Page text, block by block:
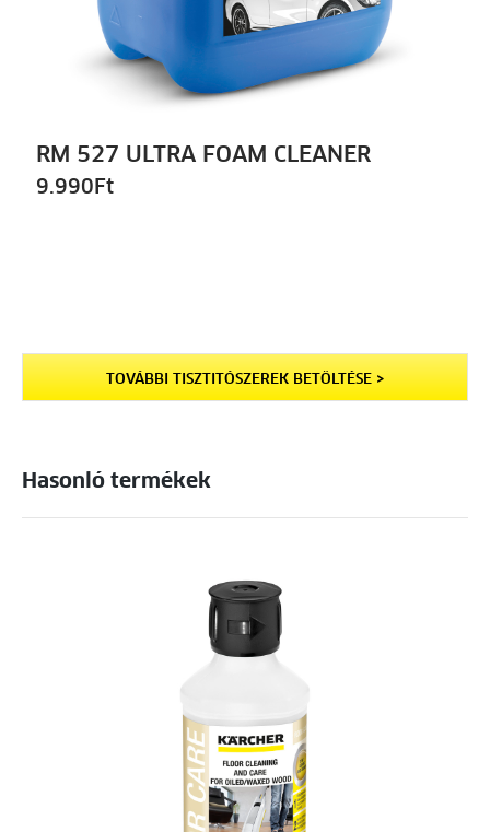
RM 527 ULTRA FOAM CLEANER
9.990 Ft
TOVÁBBI TISZTITÓSZEREK BETÖLTÉSE >
Hasonló termékek